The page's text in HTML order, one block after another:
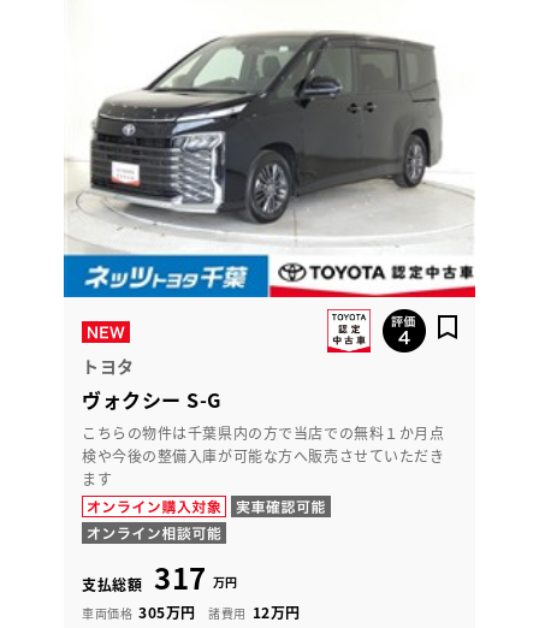
トヨタ
ヴォクシー S-G
こちらの物件は千葉県内の方で当店での無料１か月点
検や今後の整備入庫が可能な方へ販売させていただき
ます
支払総額 317 万円
車両価格 305万円 諸費用 12万円